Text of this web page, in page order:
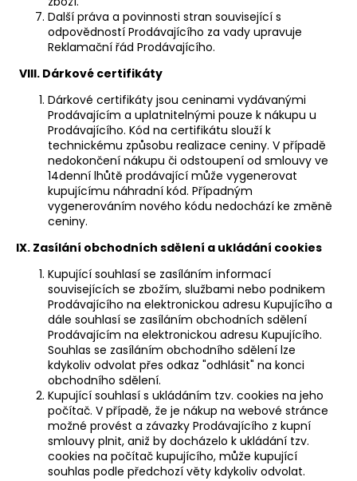
Další práva a povinnosti stran související s
odpovědností Prodávajícího za vady upravuje
Reklamační řád Prodávajícího.
VIII. Dárkové certifikáty
Dárkové certifikáty jsou ceninami vydávanými
Prodávajícím a uplatnitelnými pouze k nákupu u
Prodávajícího. Kód na certifikátu slouží k
technickému způsobu realizace ceniny. V případě
nedokončení nákupu či odstoupení od smlouvy ve
14denní lhůtě prodávající může vygenerovat
kupujícímu náhradní kód. Případným
vygenerováním nového kódu nedochází ke změně
ceniny.
IX. Zasílání obchodních sdělení a ukládání cookies
Kupující souhlasí se zasíláním informací
souvisejících se zbožím, službami nebo podnikem
Prodávajícího na elektronickou adresu Kupujícího a
dále souhlasí se zasíláním obchodních sdělení
Prodávajícím na elektronickou adresu Kupujícího.
Souhlas se zasíláním obchodního sdělení lze
kdykoliv odvolat přes odkaz "odhlásit" na konci
obchodního sdělení.
Kupující souhlasí s ukládáním tzv. cookies na jeho
počítač. V případě, že je nákup na webové stránce
možné provést a závazky Prodávajícího z kupní
smlouvy plnit, aniž by docházelo k ukládání tzv.
cookies na počítač kupujícího, může kupující
souhlas podle předchozí věty kdykoliv odvolat.